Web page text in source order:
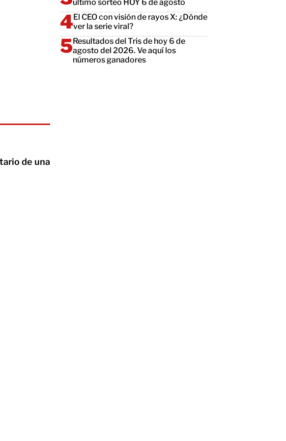
de una
último sorteo HOY 6 de agosto
El CEO con visión de rayos X: ¿Dónde
ver la serie viral?
Resultados del Tris de hoy 6 de
agosto del 2026. Ve aquí los
números ganadores